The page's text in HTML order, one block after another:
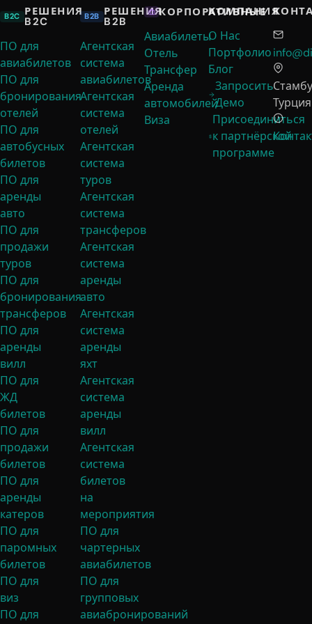
B2C РЕШЕНИЯ
B2C
ПО для
авиабилетов
ПО для
бронирования
отелей
ПО для
автобусных
билетов
ПО для
аренды
авто
ПО для
продажи
туров
ПО для
бронирования
трансферов
ПО для
аренды
вилл
ПО для
ЖД
билетов
ПО для
продажи
билетов
ПО для
аренды
катеров
ПО для
паромных
билетов
ПО для
виз
ПО для
B2B РЕШЕНИЯ
B2B
Агентская
система
авиабилетов
Агентская
система
отелей
Агентская
система
туров
Агентская
система
трансферов
Агентская
система
аренды
авто
Агентская
система
аренды
яхт
Агентская
система
аренды
вилл
Агентская
система
билетов
на
мероприятия
ПО для
чартерных
авиабилетов
ПО для
групповых
авиабронирований
КОРПОРАТИВНЫЕ
Авиабилеты
Отель
Трансфер
Аренда
автомобилей
Виза
КОМПАНИЯ
О Нас
Портфолио
Блог
Запросить
Демо
Присоединиться
к партнёрской
программе
Турция